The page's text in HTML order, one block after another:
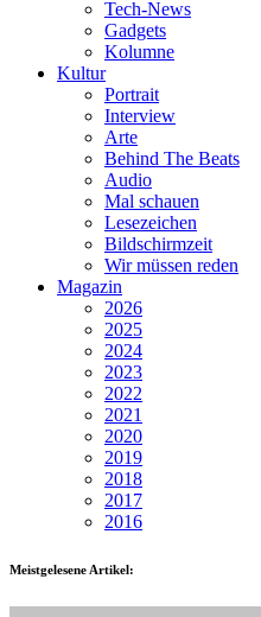
Tech-News
Gadgets
Kolumne
Kultur
Portrait
Interview
Arte
Behind The Beats
Audio
Mal schauen
Lesezeichen
Bildschirmzeit
Wir müssen reden
Magazin
2026
2025
2024
2023
2022
2021
2020
2019
2018
2017
2016
Meistgelesene Artikel: